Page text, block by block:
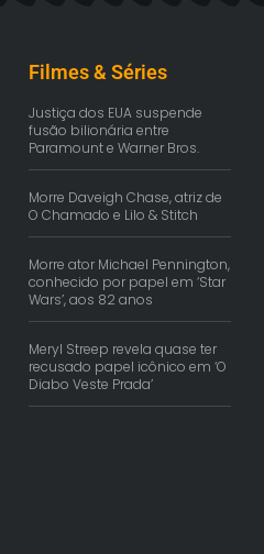
Filmes & Séries
Justiça dos EUA suspende
fusão bilionária entre
Paramount e Warner Bros.
Morre Daveigh Chase, atriz de
O Chamado e Lilo & Stitch
Morre ator Michael Pennington,
conhecido por papel em ‘Star
Wars’, aos 82 anos
Meryl Streep revela quase ter
recusado papel icônico em ‘O
Diabo Veste Prada’